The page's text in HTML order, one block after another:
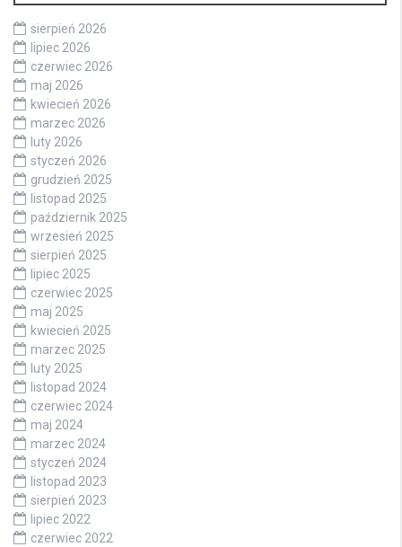
sierpień 2026
lipiec 2026
czerwiec 2026
maj 2026
kwiecień 2026
marzec 2026
luty 2026
styczeń 2026
grudzień 2025
listopad 2025
październik 2025
wrzesień 2025
sierpień 2025
lipiec 2025
czerwiec 2025
maj 2025
kwiecień 2025
marzec 2025
luty 2025
listopad 2024
czerwiec 2024
maj 2024
marzec 2024
styczeń 2024
listopad 2023
sierpień 2023
lipiec 2022
czerwiec 2022